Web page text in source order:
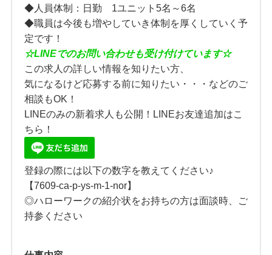
◆人員体制：日勤 1ユニット5名～6名
◆職員は今後も増やしていき体制を厚くしていく予
定です！
☆LINEでのお問い合わせも受け付けています☆
この求人の詳しい情報を知りたい方、
気になるけど応募する前に知りたい・・・などのご
相談もOK！
LINEのみの新着求人も公開！LINEお友達追加はこ
ちら！
登録の際には以下の数字を教えてください♪
【7609-ca-p-ys-m-1-nor】
◎ハローワークの紹介状をお持ちの方は面談時、ご
持参ください